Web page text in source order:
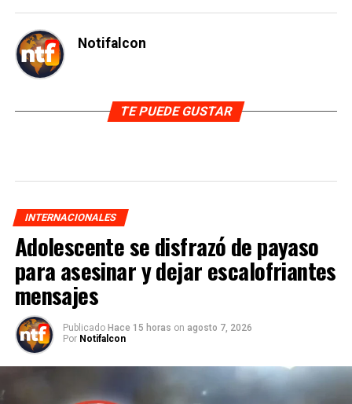
Notifalcon
TE PUEDE GUSTAR
INTERNACIONALES
Adolescente se disfrazó de payaso
para asesinar y dejar escalofriantes
mensajes
Publicado Hace 15 horas on agosto 7, 2026
Por Notifalcon